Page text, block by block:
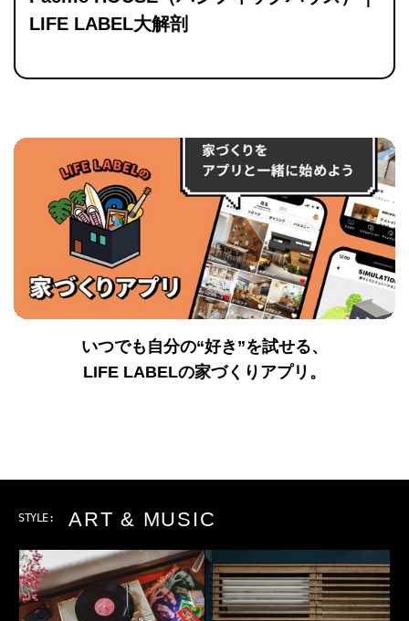
LIFE LABEL大解剖
いつでも自分の“好き”を試せる、
LIFE LABELの家づくりアプリ。
STYLE: ART & MUSIC